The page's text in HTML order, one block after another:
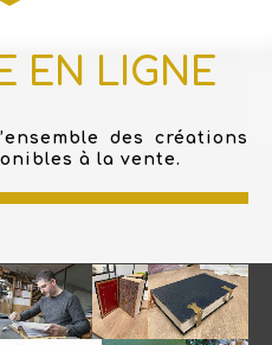
EN LIGNE
des créations
à la vente.